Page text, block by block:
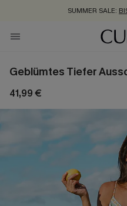
SUMMER SALE:
ZUM NEWSLETTER:BIS
KOSTENLOSER
Geblümtes Tiefer
41,99 €